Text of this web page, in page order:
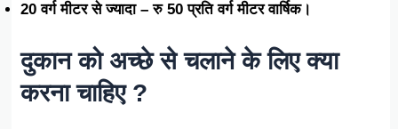
20 वर्ग मीटर से ज्यादा – रु 50 प्रति वर्ग मीटर वार्षिक।
दुकान को अच्छे से चलाने के लिए क्या
करना चाहिए ?